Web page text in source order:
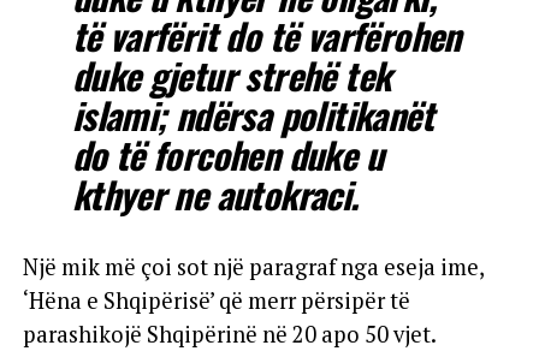
të varfërit do të varfërohen
duke gjetur strehë tek
islami; ndërsa politikanët
do të forcohen duke u
kthyer ne autokraci.
Një mik më çoi sot një paragraf nga eseja ime,
‘Hëna e Shqipërisë’ që merr përsipër të
parashikojë Shqipërinë në 20 apo 50 vjet.